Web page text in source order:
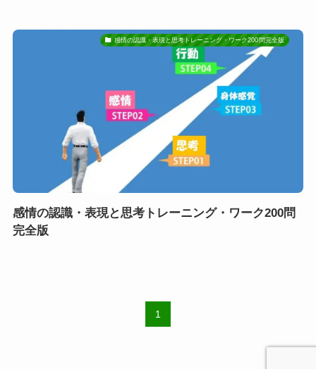
感情の認識・表現と思考トレーニング・ワーク200問完全版
感情の認識・表現と思考トレーニング・ワーク200問
完全版
1